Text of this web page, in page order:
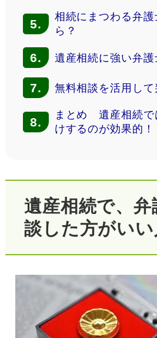
5.
相続にまつわる弁護
ら？
6. 遺産相続に強い弁護
7. 無料相談を活用して
8.
まとめ 遺産相続で
けするのが効果的！
遺産相続で、弁
談した方がいい